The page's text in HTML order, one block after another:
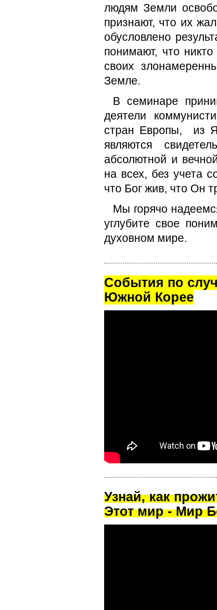
людям Земли
признают, что их
обусловлено
понимают, что
своих
Земле.
В семинаре
деятели
стран Европы, из
являются
абсолютной и
на всех, без учета
что Бог жив, что Он
Мы горячо
углубите свое
духовном мире.
Cобытия по
Южной Корее
Узнай, как
Этот мир - Мир